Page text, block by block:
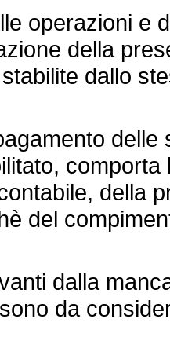
operazioni e
della
dallo
delle
della
del
dalla
da